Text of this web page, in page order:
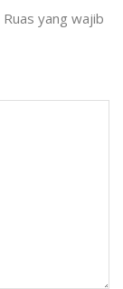
Ruas yang wajib